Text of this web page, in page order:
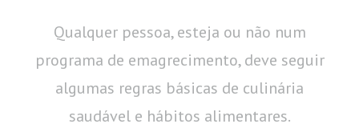
Qualquer pessoa, esteja ou não num
programa de emagrecimento, deve seguir
algumas regras básicas de culinária
saudável e hábitos alimentares.